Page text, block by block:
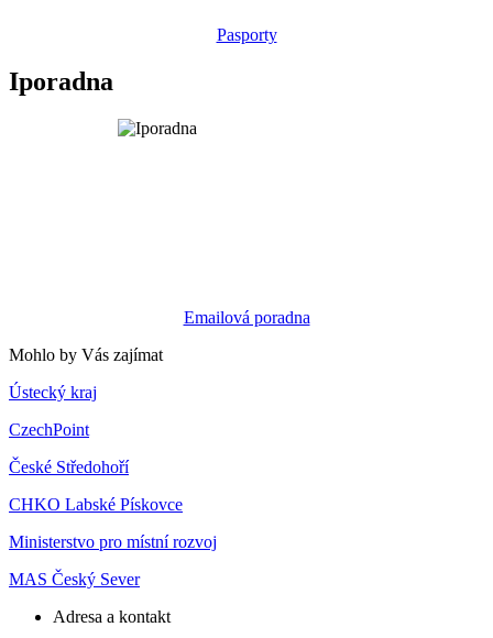
Pasporty
Iporadna
Emailová poradna
Mohlo by Vás zajímat
Ústecký kraj
CzechPoint
České Středohoří
CHKO Labské Pískovce
Ministerstvo pro místní rozvoj
MAS Český Sever
Adresa a kontakt